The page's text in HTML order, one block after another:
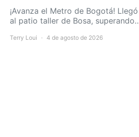
¡Avanza el Metro de Bogotá!
al patio taller de Bosa,
Terry Loui 4 de agosto de 2026